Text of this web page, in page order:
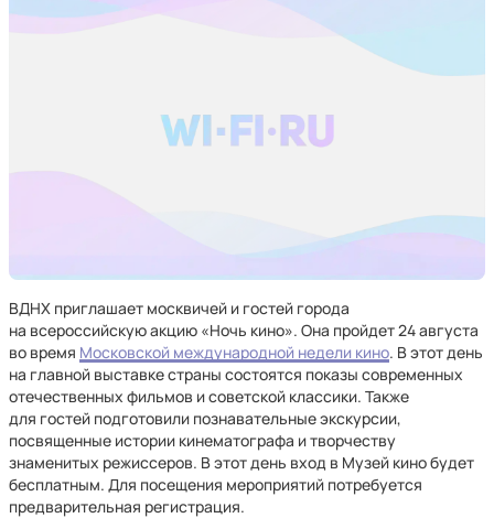
ВДНХ приглашает москвичей и гостей города
на всероссийскую акцию «Ночь кино». Она пройдет 24 августа
во время Московской международной недели кино. В этот день
на главной выставке страны состоятся показы современных
отечественных фильмов и советской классики. Также
для гостей подготовили познавательные экскурсии,
посвященные истории кинематографа и творчеству
знаменитых режиссеров. В этот день вход в Музей кино будет
бесплатным. Для посещения мероприятий потребуется
предварительная регистрация.